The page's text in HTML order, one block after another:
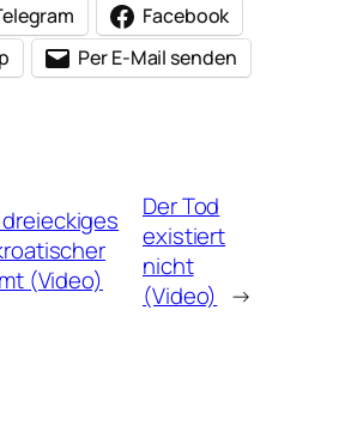
Facebook
Per E-Mail senden
(Video)
Der Tod
existiert
nicht
(Video) →